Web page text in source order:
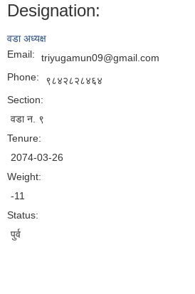
Designation:
वडा अध्यक्ष
Email:
triyugamun09@gmail.com
Phone:
९८४२८२८४६४
Section:
वडा न. ९
Tenure:
2074-03-26
Weight:
-11
Status:
पुर्व